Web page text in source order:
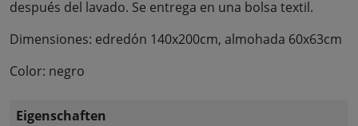
después del lavado. Se entrega en una bolsa textil.
Dimensiones: edredón 140x200cm, almohada 60x63cm
Color: negro
Eigenschaften